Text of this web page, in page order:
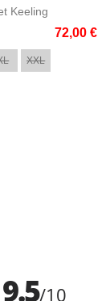
Keeling
72,00 €
XXL